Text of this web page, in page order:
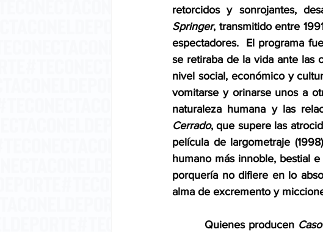
retorcidos y sonrojantes,
Springer, transmitido entre
espectadores.  El programa
se retiraba de la vida ante las
nivel social, económico y
vomitarse y orinarse unos a
naturaleza humana y las
Cerrado, que supere las
película de largometraje
humano más innoble, bestial
porquería no difiere en lo
alma de excremento y
Quienes producen